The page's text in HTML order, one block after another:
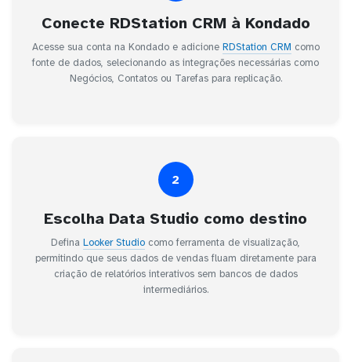
Conecte RDStation CRM à Kondado
Acesse sua conta na Kondado e adicione RDStation CRM como
fonte de dados, selecionando as integrações necessárias como
Negócios, Contatos ou Tarefas para replicação.
2
Escolha Data Studio como destino
Defina Looker Studio como ferramenta de visualização,
permitindo que seus dados de vendas fluam diretamente para
criação de relatórios interativos sem bancos de dados
intermediários.